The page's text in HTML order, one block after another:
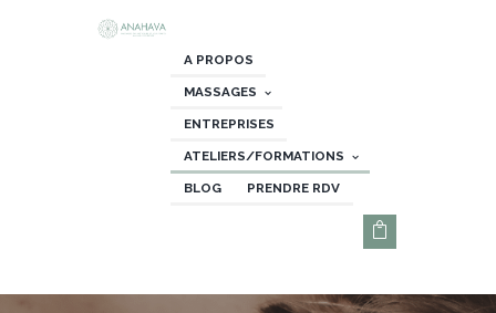
A PROPOS
MASSAGES
ENTREPRISES
ATELIERS/FORMATIONS
BLOG PRENDRE RDV